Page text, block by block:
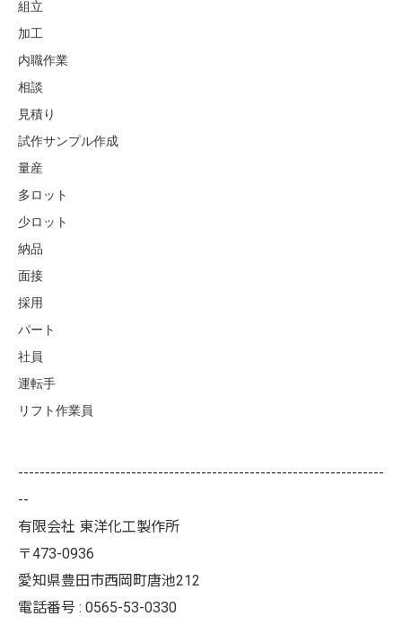
組立
加工
内職作業
相談
見積り
試作サンプル作成
量産
多ロット
少ロット
納品
面接
採用
パート
社員
運転手
リフト作業員
--------------------------------------------------------------------
--
有限会社 東洋化工製作所
〒473-0936
愛知県豊田市西岡町唐池212
電話番号 : 0565-53-0330